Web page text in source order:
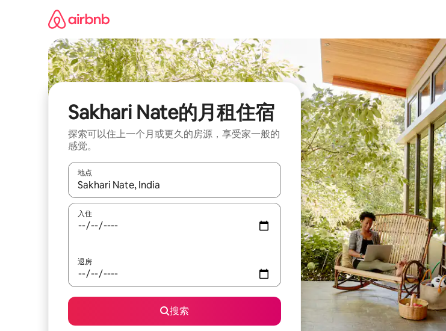
Sakhari Nate的月租住宿
探索可以住上一个月或更久的房源，享受家一般的
感觉。
地点
如有搜索结果，请使用上下方向键查看，或通过点击或滑动手势浏览。
入住
退房
搜索